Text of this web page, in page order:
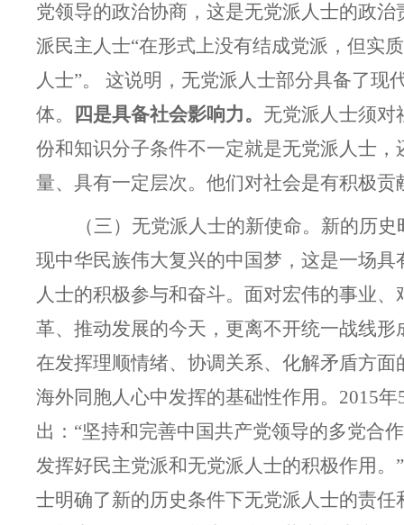
党领导的政治协商，这是无党派人士的政治
派民主人士“在形式上没有结成党派，但实
人士”。 这说明，无党派人士部分具备了
体。
四是具备社会影响力。 无党派人士须对
份和知识分子条件不一定就是无党派人士
量、具有一定层次。他们对社会是有积极
（三）无党派人士的新使命。 新的历史
现中华民族伟大复兴的中国梦，这是一场
人士的积极参与和奋斗。面对宏伟的事业
革、推动发展的今天，更离不开统一战线
在发挥理顺情绪、协调关系、化解矛盾方
海外同胞人心中发挥的基础性作用。2015
出：“坚持和完善中国共产党领导的多党合
发挥好民主党派和无党派人士的积极作用
士明确了新的历史条件下无党派人士的责